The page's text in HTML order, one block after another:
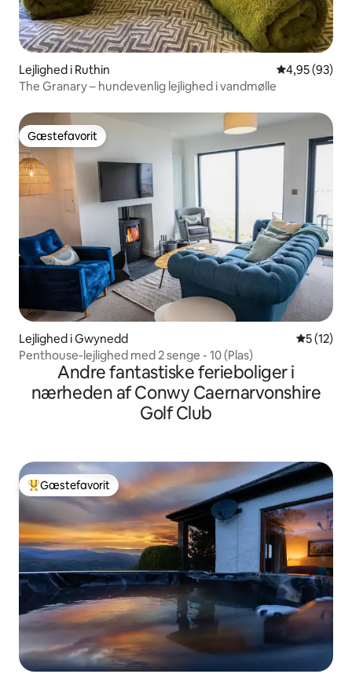
Lejlighed i Ruthin 4,95 ud af 5 i
4,95 (93)
The Granary – hundevenlig lejlighed i vandmølle
Gæstefavorit
Gæstefavorit
Lejlighed i Gwynedd 5 ud af 5
5 (12)
Penthouse-lejlighed med 2 senge - 10 (Plas)
Andre fantastiske ferieboliger i
nærheden af Conwy Caernarvonshire
Golf Club
Bedste gæstefavorit
Gæstefavorit